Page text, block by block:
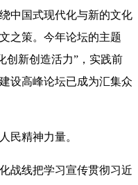
中国式现代化与新的文化
之策。今年论坛的主题
创新创造活力”，实践前
设高峰论坛已成为汇集众
精神力量。
线把学习宣传贯彻习近